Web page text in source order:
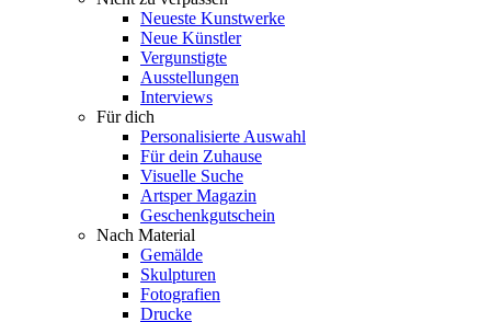
Neueste Kunstwerke
Neue Künstler
Vergunstigte
Ausstellungen
Interviews
Für dich
Personalisierte Auswahl
Für dein Zuhause
Visuelle Suche
Artsper Magazin
Geschenkgutschein
Nach Material
Gemälde
Skulpturen
Fotografien
Drucke